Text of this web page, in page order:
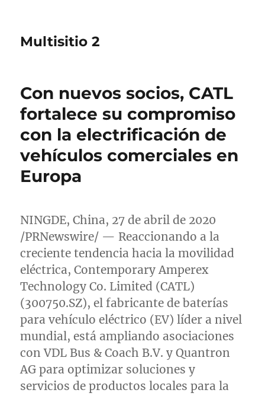
Multisitio 2
Con nuevos socios, CATL
fortalece su compromiso
con la electrificación de
vehículos comerciales en
Europa
NINGDE,China, 27 de abril de 2020
/PRNewswire/ — Reaccionando a la
creciente tendencia hacia la movilidad
eléctrica, Contemporary Amperex
Technology Co. Limited (CATL)
(300750.SZ), el fabricante de baterías
para vehículo eléctrico (EV) líder a nivel
mundial, está ampliando asociaciones
con VDL Bus & Coach B.V. y Quantron
AG para optimizar soluciones y
servicios de productos locales para la